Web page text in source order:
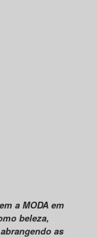
a MODA em
beleza,
as